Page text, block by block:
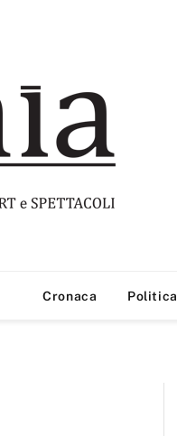
Cronaca Politica